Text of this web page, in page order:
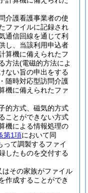
介護看護事業者の使
ファイルに記録され
通信回線を通じて利
し、当該利用申込者
算機に備えられたフ
方法(電磁的方法によ
ない旨の申出をする
随時対応型訪問介護
機に備えられたファ
的方式、磁気的方式
ことができない方式
機による情報処理の
第1項において同
って調製するファイ
したものを交付する
その家族がファイル
作成することができ